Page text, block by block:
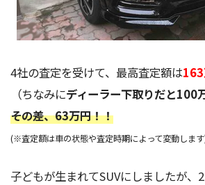
4社の査定を受けて、最高査定額は
（ちなみにディーラー下取りだと100
その差、63万円！！
(※査定額は車の状態や査定時期によって変動しま
子どもが生まれてSUVにしましたが、